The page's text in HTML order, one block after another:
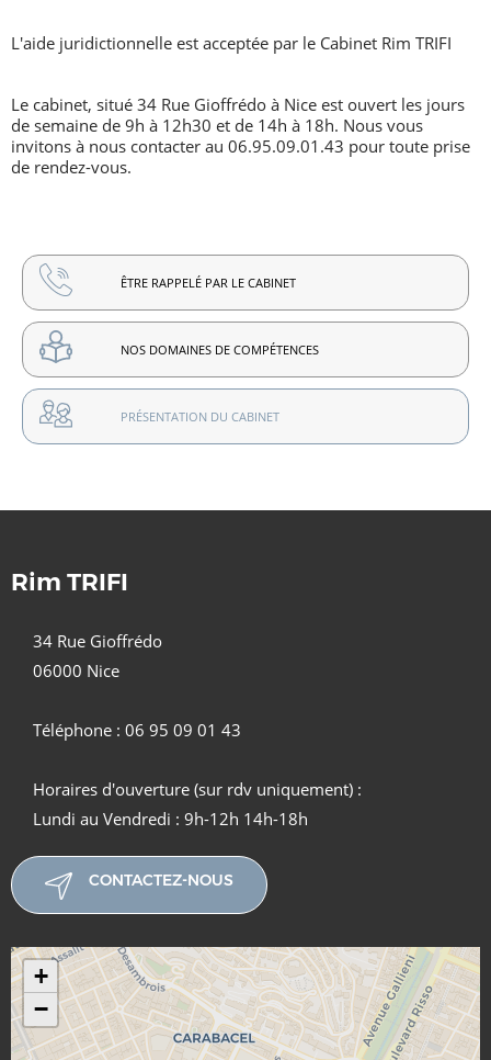
L'aide juridictionnelle est acceptée par le Cabinet Rim TRIFI
Le cabinet, situé 34 Rue Gioffrédo à Nice est ouvert les jours
de semaine de 9h à 12h30 et de 14h à 18h. Nous vous
invitons à nous contacter au 06.95.09.01.43 pour toute prise
de rendez-vous.
ÊTRE RAPPELÉ PAR LE CABINET
NOS DOMAINES DE COMPÉTENCES
PRÉSENTATION DU CABINET
Rim TRIFI
34 Rue Gioffrédo
06000 Nice
Téléphone : 06 95 09 01 43
Horaires d'ouverture (sur rdv uniquement) :
Lundi au Vendredi : 9h-12h 14h-18h
CONTACTEZ-NOUS
+
−